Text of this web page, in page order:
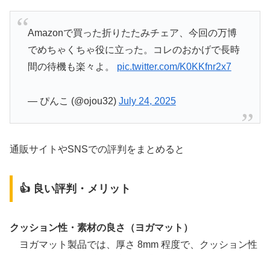
Amazonで買った折りたたみチェア、今回の万博
でめちゃくちゃ役に立った。コレのおかげで長時
間の待機も楽々よ。 pic.twitter.com/K0KKfnr2x7
— ぴんこ (@ojou32) July 24, 2025
通販サイトやSNSでの評判をまとめると
👍 良い評判・メリット
クッション性・素材の良さ（ヨガマット）
ヨガマット製品では、厚さ 8mm 程度で、クッション性